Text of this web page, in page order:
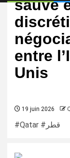
sauvé
entre
Unis
19 juin 2026
#Qatar #قطر